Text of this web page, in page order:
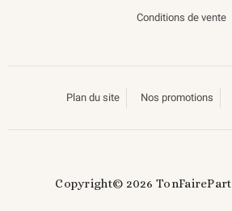
Conditions de vente
Plan du site Nos promotions
Copyright© 2026 TonFairePart